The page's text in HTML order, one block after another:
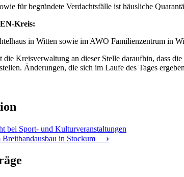
für begründete Verdachtsfälle ist häusliche
Kreis:
in Witten sowie im AWO Familienzentrum in
die Kreisverwaltung an dieser Stelle daraufhin, dass
Änderungen, die sich im Laufe des Tages
bei Sport- und Kulturveranstaltungen
in Stockum ⟶